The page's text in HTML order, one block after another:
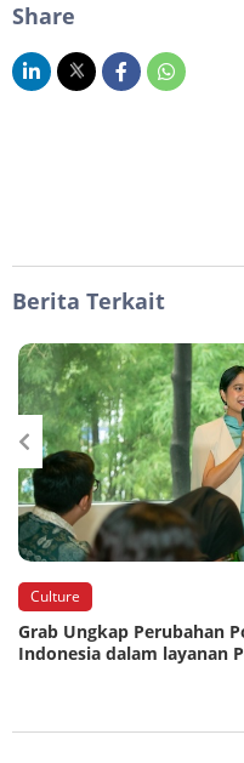
Share
Berita Terkait
Culture
Grab Ungkap Perubahan
Indonesia dalam layanan